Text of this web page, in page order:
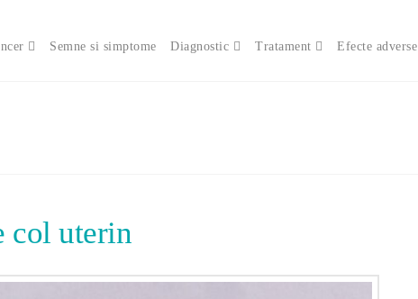
Semne si simptome Diagnostic Tratament Efecte adverse
col uterin